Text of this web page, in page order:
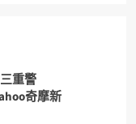
重警
奇摩新